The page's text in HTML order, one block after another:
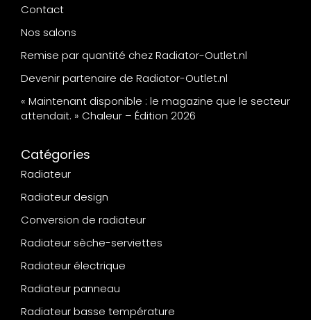
Contact
Nos salons
Remise par quantité chez Radiator-Outlet.nl
Devenir partenaire de Radiator-Outlet.nl
« Maintenant disponible : le magazine que le secteur
attendait. » Chaleur – Édition 2026
Catégories
Radiateur
Radiateur design
Conversion de radiateur
Radiateur sèche-serviettes
Radiateur électrique
Radiateur panneau
Radiateur basse température